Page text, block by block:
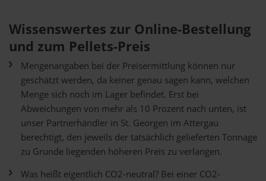
Wissenswertes zur Online-Bestellung
und zum Pellets-Preis
Mengenangaben bei der Preisermittlung können nur
geschätzt werden, da keiner genau sagen kann, welchen
Menge sich noch im Lager befindet. Erst bei
Abweichungen von mehr als 10 Prozent nach unten, ist
unser Partnerhändler in St. Georgen im Attergau
berechtigt, den jeweils der tatsächlich gelieferten Tonnage
zu Grunde liegenden höheren Preis zu verlangen.
Was heißt eigentlich CO2-neutral? Bei einer CO2-